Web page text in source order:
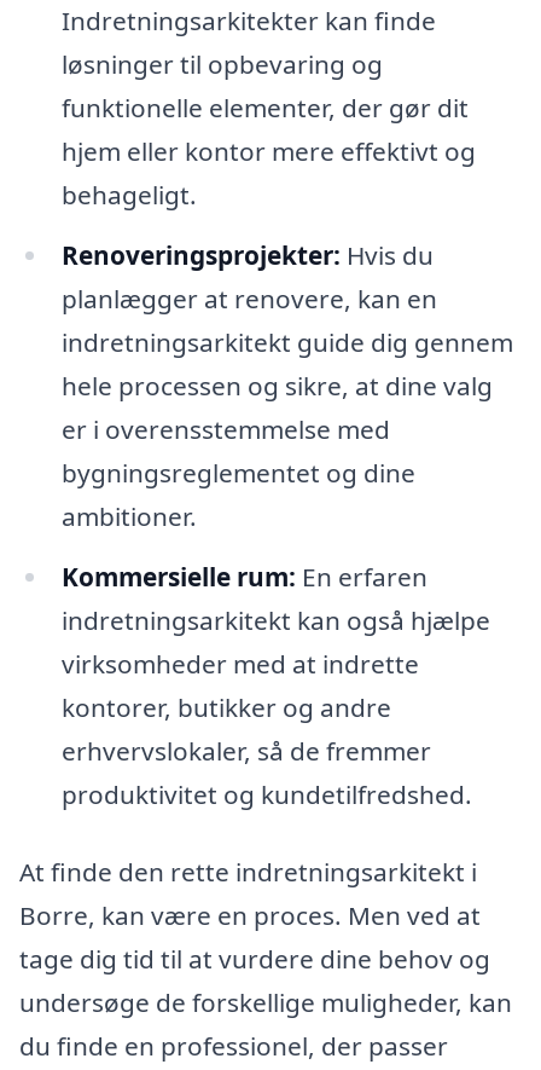
Indretningsarkitekter kan finde
løsninger til opbevaring og
funktionelle elementer, der gør dit
hjem eller kontor mere effektivt og
behageligt.
Renoveringsprojekter: Hvis du
planlægger at renovere, kan en
indretningsarkitekt guide dig gennem
hele processen og sikre, at dine valg
er i overensstemmelse med
bygningsreglementet og dine
ambitioner.
Kommersielle rum: En erfaren
indretningsarkitekt kan også hjælpe
virksomheder med at indrette
kontorer, butikker og andre
erhvervslokaler, så de fremmer
produktivitet og kundetilfredshed.
At finde den rette indretningsarkitekt i
Borre, kan være en proces. Men ved at
tage dig tid til at vurdere dine behov og
undersøge de forskellige muligheder, kan
du finde en professionel, der passer